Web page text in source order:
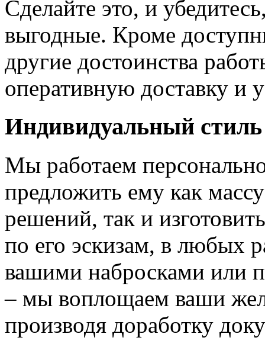
Сделайте это, и
выгодные. Кроме
другие достоинства
оперативную доставку и
Индивидуальный стиль
Мы работаем
предложить ему как
решений, так и
по его эскизам, в любых
вашими набросками или
– мы воплощаем ваши
производя доработку